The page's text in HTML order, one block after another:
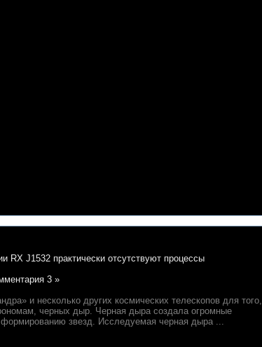
RX J1532 практически отсутствуют процессы
3 »
и несколько других космических телескопов для того,
черных дыр. Черная дыра создала огромные
звезд. Исследуемая черная дыра ...